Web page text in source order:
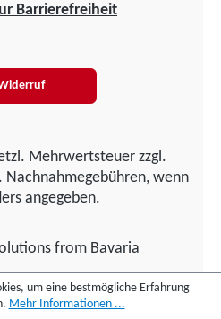
Barrierefreiheit
Mehrwertsteuer zzgl.
Nachnahmegebühren, wenn
angegeben.
from Bavaria
um eine bestmögliche Erfahrung
Mehr Informationen ...